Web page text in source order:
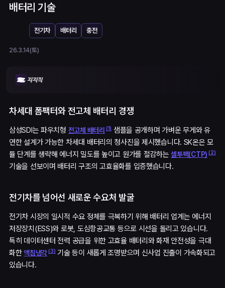
배터리 기술
전기차 배터리 충전
26.3.14(토)
차세대 폼팩터와 전고체 배터리 경쟁
삼성SDI는 파우치형 전고체 배터리 (1)샘플을 공개하며 가벼운 무게와 유
연한 설계가 가능한 차세대 배터리의 청사진을 제시했습니다. SK온은 모
듈 단계를 생략해 에너지 밀도를 높이고 원가를 절감하는셀투팩(CTP) (2)
기술을 선보이며 배터리 구조의 고효율화를 입증했습니다.
전기차를 넘어선 새로운 수요처 발굴
전기차 시장의 일시적 수요 정체를 극복하기 위해 배터리 업계는 에너지
저장장치(ESS)와 로봇, 도심항공교통 등으로 시선을 돌리고 있습니다.
특히 데이터센터 전력 공급을 위한 고효율 배터리와 화재 안전성을 극대
화한액침냉각(3)기술 등이 새롭게 조명받으며 신사업 진출이 가속화되고
있습니다.